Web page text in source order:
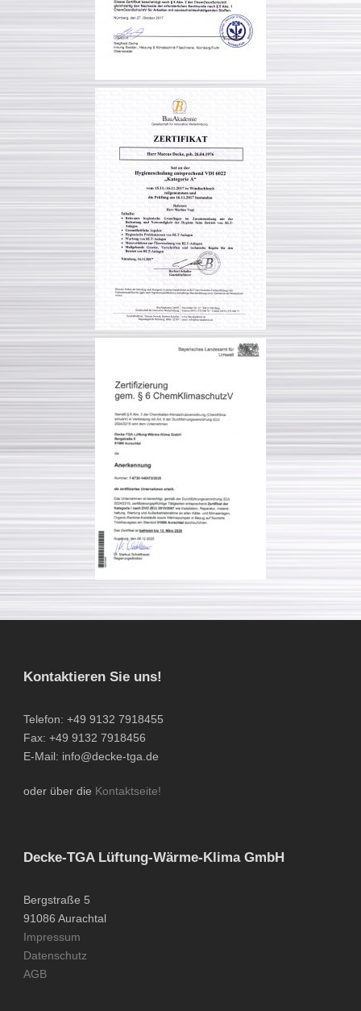
Kontaktieren Sie uns!
Telefon: +49 9132 7918455
Fax: +49 9132 7918456
E-Mail: info@decke-tga.de
oder über die Kontaktseite!
Decke-TGA Lüftung-Wärme-Klima GmbH
Bergstraße 5
91086 Aurachtal
Impressum
Datenschutz
AGB